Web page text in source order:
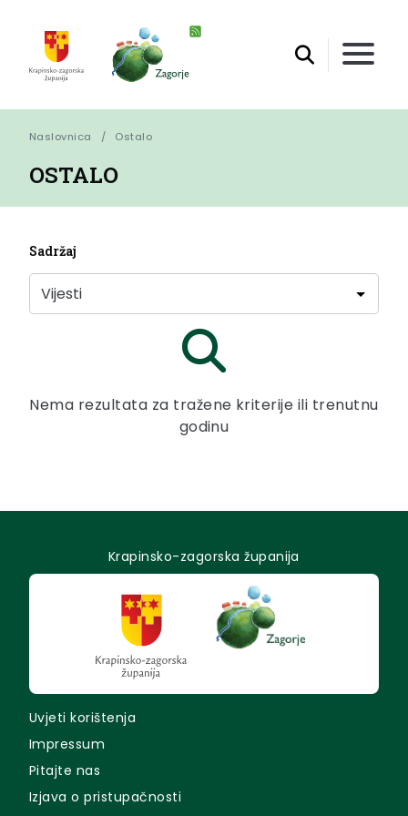
Naslovnica Ostalo
OSTALO
Sadržaj
Nema rezultata za tražene kriterije ili trenutnu
godinu
Krapinsko-zagorska županija
Uvjeti korištenja
Impressum
Pitajte nas
Izjava o pristupačnosti